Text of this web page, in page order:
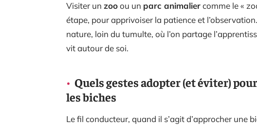
Visiter un zooou un parc animaliercomme le «
étape, pour apprivoiser la patience et
nature, loin du tumulte, où l’on partage
vit autour de soi.
Quels gestes adopter (et éviter)
les biches
Le fil conducteur, quand il s’agit d’approcher une